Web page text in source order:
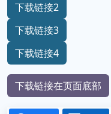
下载链接2
下载链接3
下载链接4
下载链接在页面底部